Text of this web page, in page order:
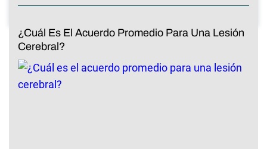
¿Cuál Es El Acuerdo Promedio Para Una Lesión
Cerebral?